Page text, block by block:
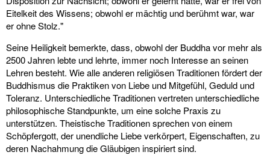
Eitelkeit des Wissens; obwohl er mächtig und berühmt war, war
er ohne Stolz."
Seine Heiligkeit bemerkte, dass, obwohl der Buddha vor mehr als
2500 Jahren lebte und lehrte, immer noch Interesse an seinen
Lehren besteht. Wie alle anderen religiösen Traditionen fördert der
Buddhismus die Praktiken von Liebe und Mitgefühl, Geduld und
Toleranz. Unterschiedliche Traditionen vertreten unterschiedliche
philosophische Standpunkte, um eine solche Praxis zu
unterstützen. Theistische Traditionen sprechen von einem
Schöpfergott, der unendliche Liebe verkörpert, Eigenschaften, zu
deren Nachahmung die Gläubigen inspiriert sind.